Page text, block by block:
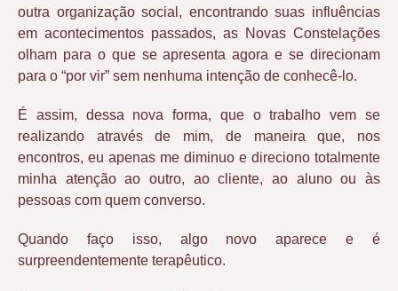
outra organização social, encontrando suas influências
em acontecimentos passados, as Novas Constelações
olham para o que se apresenta agora e se direcionam
para o “por vir” sem nenhuma intenção de conhecê-lo.
É assim, dessa nova forma, que o trabalho vem se
realizando através de mim, de maneira que, nos
encontros, eu apenas me diminuo e direciono totalmente
minha atenção ao outro, ao cliente, ao aluno ou às
pessoas com quem converso.
Quando faço isso, algo novo aparece e é
surpreendentemente terapêutico.